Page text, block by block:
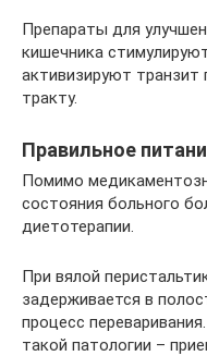
Препараты для
кишечника
активизируют
тракту.
Правильное
Помимо
состояния больного
диетотерапии.
При вялой
задерживается в
процесс
такой патологии –